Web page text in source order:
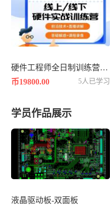
硬件工程师全日制训练营2502期
币19800.00
5人已学习
学员作品展示
液晶驱动板-双面板